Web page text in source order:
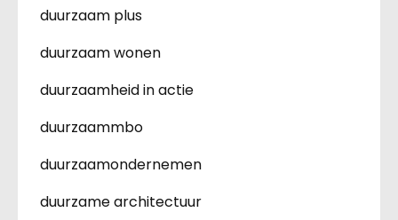
duurzaam plus
duurzaam wonen
duurzaamheid in actie
duurzaammbo
duurzaamondernemen
duurzame architectuur